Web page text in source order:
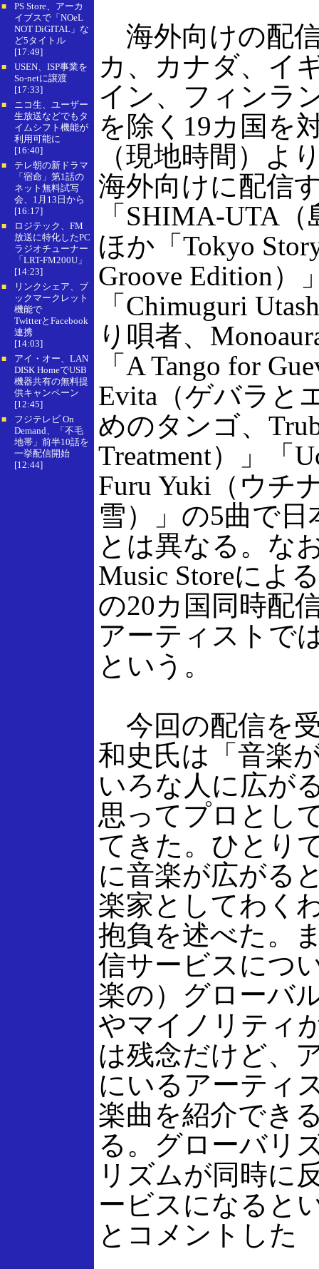
■
PS Store、アーカ
イブスで「NOeL
NOT DiGITAL」な
ど5タイトル
[17:49]
■
USEN、ISP事業を
So-netに譲渡
[17:33]
■
ニコ生、ユーザー
生放送などでもタ
イムシフト機能が
利用可能に
[16:40]
■
テレ朝の新ドラマ
「宿命」第1話の
ネット無料試写
会、1月13日から
[16:17]
■
ロジテック、FM
放送に特化したPC
ラジオチューナー
「LRT-FM200U」
[14:23]
■
リンクシェア、ブ
ックマークレット
機能で
TwitterとFacebook
連携
[14:03]
■
アイ・オー、LAN
DISK HomeでUSB
機器共有の無料提
供キャンペーン
[12:45]
■
フジテレビ On
Demand、「不毛
地帯」前半10話を
一挙配信開始
[12:44]
海外向けの配
カ、カナダ、イ
イン、フィンラ
を除く19カ国を
（現地時間）よ
海外向けに配信
「SHIMA-UTA
ほか「Tokyo
Groove Edition）
「Chimuguri
り唄者、
「A Tango for
Evita（ゲバラと
めのタンゴ、
Treatment）」「
Furu Yuki（ウチ
雪）」の5曲で日
とは異なる。な
Music Storeによ
の20カ国同時配
アーティストで
という。
今回の配信を
和史氏は「音楽
いろな人に広が
思ってプロとし
てきた。ひとり
に音楽が広がる
楽家としてわく
抱負を述べた。
信サービスにつ
楽の）グローバ
やマイノリティ
は残念だけど、
にいるアーティ
楽曲を紹介でき
る。グローバリ
リズムが同時に
ービスになると
とコメントした